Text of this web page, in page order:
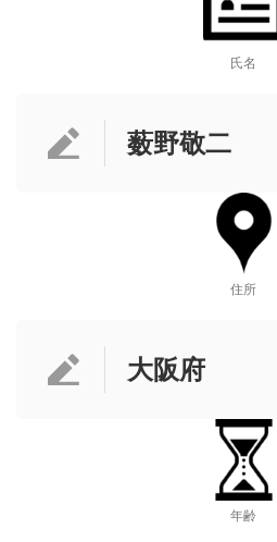
氏名
薮野敬二
住所
大阪府
年齢